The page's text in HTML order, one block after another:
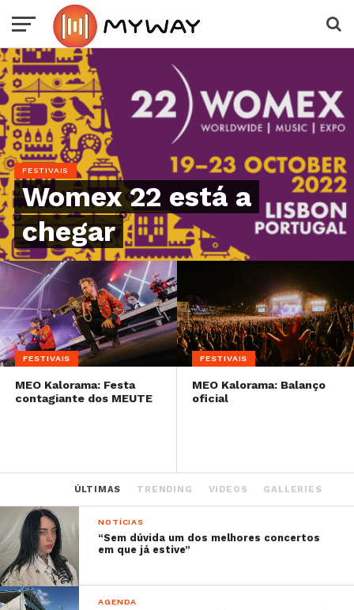
FESTIVAIS
Womex 22 está a
chegar
FESTIVAIS
MEO Kalorama: Festa
contagiante dos MEUTE
FESTIVAIS
MEO Kalorama: Balanço
oficial
ÚLTIMAS TRENDING VIDEOS GALLERIES
NOTÍCIAS
“Sem dúvida um dos melhores concertos
em que já estive”
AGENDA